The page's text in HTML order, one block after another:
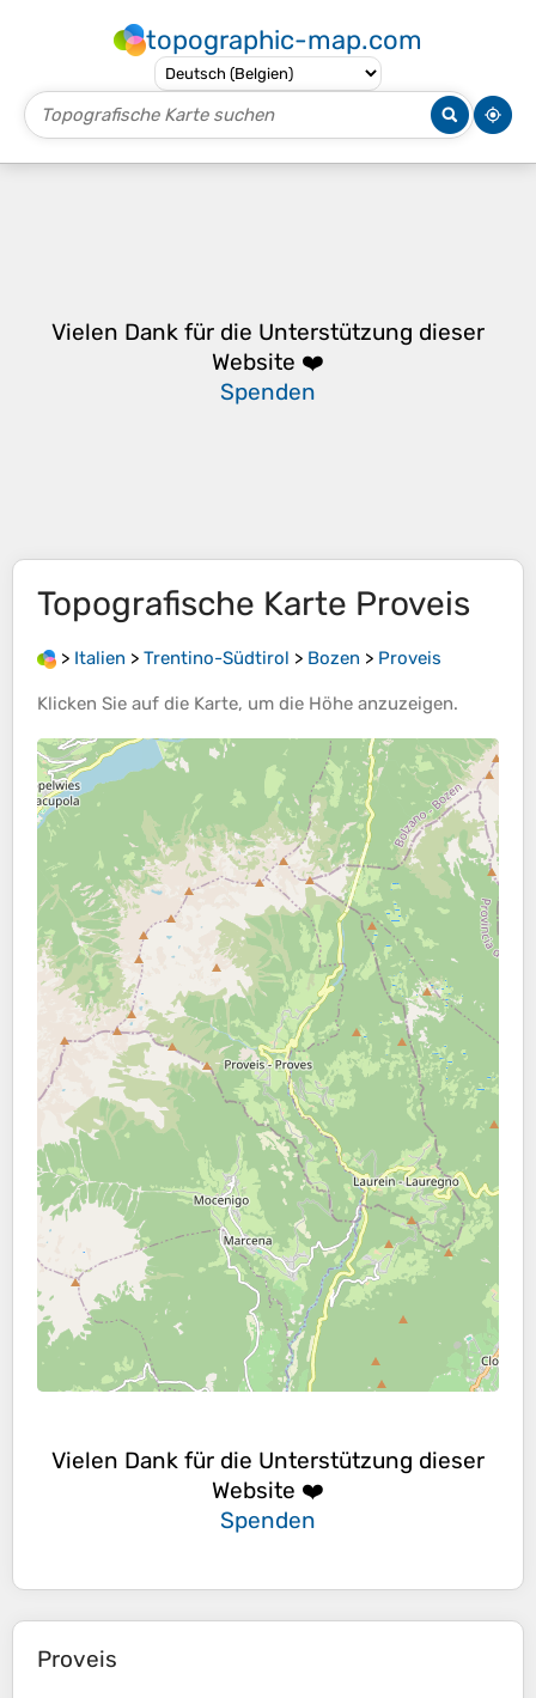
topographic-map.com
Vielen Dank für die Unterstützung dieser
Website ❤️
Spenden
Topografische Karte Proveis
> Italien > Trentino-Südtirol > Bozen > Proveis
Klicken Sie auf die Karte, um die Höhe anzuzeigen.
Vielen Dank für die Unterstützung dieser
Website ❤️
Spenden
Proveis